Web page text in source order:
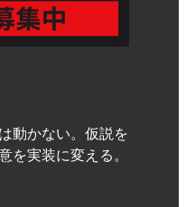
動かない。仮説を
を実装に変える。